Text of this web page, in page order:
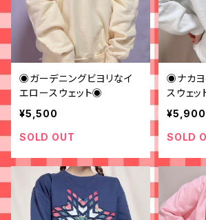
◉ガーデニングビヨリなイ
エロースウェット◉
¥5,500
SOLD OUT
◉ナカヨ
スウェ
¥5,900
SOLD